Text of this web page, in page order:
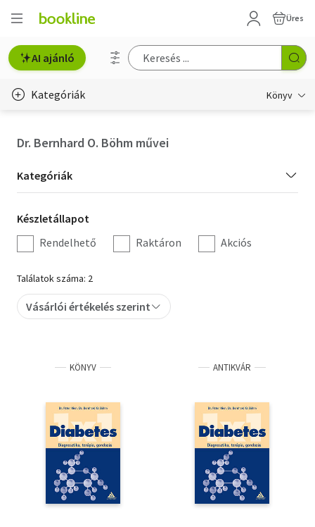
Üres
AI ajánló
Kategóriák Könyv
Hobbi, szabadidő
Irodalom
Művészet
Szakkönyv
Tankönyv, segédkönyv
Társadalomtudomány
Természettudomány
Történelem
Dr. Bernhard O. Böhm művei
Kategória
szűrés
Kategóriák
Készletállapot
szűrés
Készletállapot
Rendelhető
Raktáron Akciós
Találatok száma: 2
Vásárlói értékelés szerint
KÖNYV ANTIKVÁR